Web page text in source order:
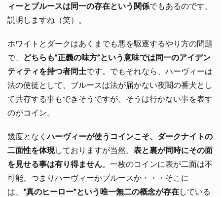
ィーとブルースは同一の存在という関係でもあるのです。
説明しますね（笑）。
ホワイトとダークはあくまでも悪を駆逐するやり方の問題
で、
どちらも”正義の味方”という意味では同一のアイデン
ティティを持つ者同士です。でもそれなら、ハーヴィーは
法の使徒として、ブルースは法が届かない夜闇の番犬とし
て共存する事もできそうですが、そうは行かない事を表す
のがコイン。
幾度となく ハーヴィーが使うコインこそ、ダークナイトの
二面性を体現 しておりますが当然、 表と裏が同時にその面
を見せる事は有り得ません 。一枚のコインに表が二面は不
可能、つまりハーヴィーかブルースか・・・そこに
は、 “真のヒーロー”という唯一無二の概念が存在している